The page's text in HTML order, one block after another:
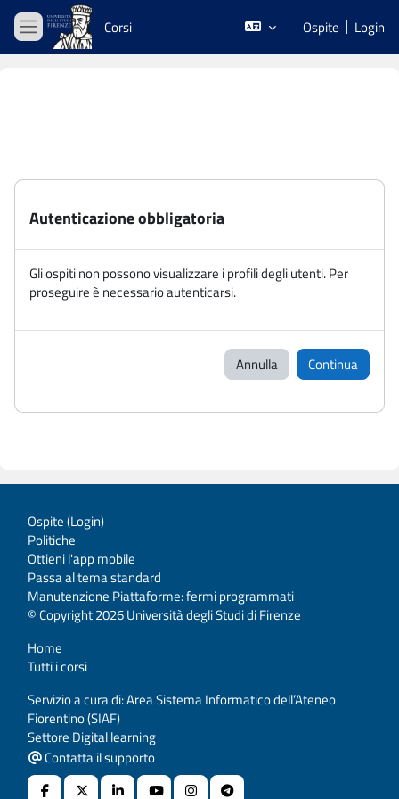
Vai al contenuto principale
Pannello laterale
Corsi Ospite Login
Autenticazione obbligatoria
Gli ospiti non possono visualizzare i profili degli utenti. Per
proseguire è necessario autenticarsi.
Annulla Continua
Ospite (Login)
Politiche
Ottieni l'app mobile
Passa al tema standard
Manutenzione Piattaforme: fermi programmati
© Copyright 2026 Università degli Studi di Firenze
Home
Tutti i corsi
Servizio a cura di: Area Sistema Informatico dell’Ateneo
Fiorentino (SIAF)
Settore Digital learning
Contatta il supporto